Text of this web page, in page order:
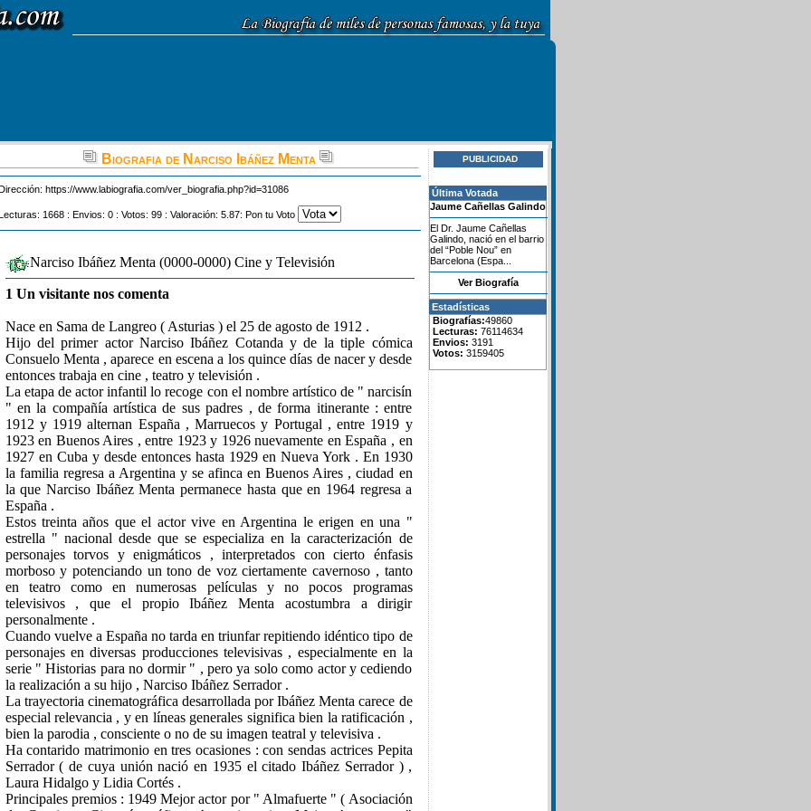
Biografia de Narciso Ibáñez Menta
https://www.labiografia.com/ver_biografia.php?id=31086
1668 : Envios: 0 : Votos: 99 : Valoración: 5.87: Pon tu Voto
Narciso Ibáñez Menta (0000-0000) Cine y Televisión
1 Un visitante nos comenta
Nace en Sama de Langreo ( Asturias ) el 25 de agosto de 1912 .
Hijo del primer actor Narciso Ibáñez Cotanda y de la tiple cómica
Consuelo Menta , aparece en escena a los quince días de nacer y desde
entonces trabaja en cine , teatro y televisión .
La etapa de actor infantil lo recoge con el nombre artístico de " narcisín
" en la compañía artística de sus padres , de forma itinerante : entre
1912 y 1919 alternan España , Marruecos y Portugal , entre 1919 y
1923 en Buenos Aires , entre 1923 y 1926 nuevamente en España , en
1927 en Cuba y desde entonces hasta 1929 en Nueva York . En 1930
la familia regresa a Argentina y se afinca en Buenos Aires , ciudad en
la que Narciso Ibáñez Menta permanece hasta que en 1964 regresa a
España .
Estos treinta años que el actor vive en Argentina le erigen en una "
estrella " nacional desde que se especializa en la caracterización de
personajes torvos y enigmáticos , interpretados con cierto énfasis
morboso y potenciando un tono de voz ciertamente cavernoso , tanto
en teatro como en numerosas películas y no pocos programas
televisivos , que el propio Ibáñez Menta acostumbra a dirigir
personalmente .
Cuando vuelve a España no tarda en triunfar repitiendo idéntico tipo de
personajes en diversas producciones televisivas , especialmente en la
serie " Historias para no dormir " , pero ya solo como actor y cediendo
la realización a su hijo , Narciso Ibáñez Serrador .
La trayectoria cinematográfica desarrollada por Ibáñez Menta carece de
especial relevancia , y en líneas generales significa bien la ratificación ,
bien la parodia , consciente o no de su imagen teatral y televisiva .
Ha contarido matrimonio en tres ocasiones : con sendas actrices Pepita
Serrador ( de cuya unión nació en 1935 el citado Ibáñez Serrador ) ,
Laura Hidalgo y Lidia Cortés .
Principales premios : 1949 Mejor actor por " Almafuerte " ( Asociación
PUBLICIDAD
Última Votada
Jaume Cañellas Galindo
El Dr. Jaume Cañellas
Galindo, nació en el barrio
del “Poble Nou” en
Barcelona (Espa...
Ver Biografía
Estadísticas
Biografías:49860
Lecturas: 76114634
Envios: 3191
Votos: 3159405